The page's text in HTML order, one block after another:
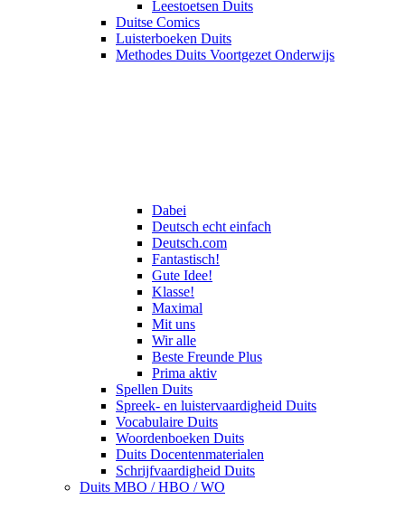
Leestoetsen Duits
Duitse Comics
Luisterboeken Duits
Methodes Duits Voortgezet Onderwijs
Dabei
Deutsch echt einfach
Deutsch.com
Fantastisch!
Gute Idee!
Klasse!
Maximal
Mit uns
Wir alle
Beste Freunde Plus
Prima aktiv
Spellen Duits
Spreek- en luistervaardigheid Duits
Vocabulaire Duits
Woordenboeken Duits
Duits Docentenmaterialen
Schrijfvaardigheid Duits
Duits MBO / HBO / WO